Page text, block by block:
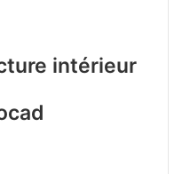
intérieur